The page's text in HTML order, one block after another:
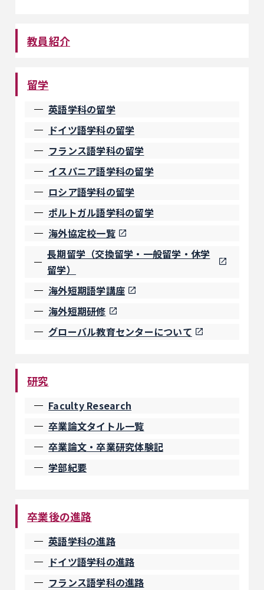
教員紹介
留学
英語学科の留学
ドイツ語学科の留学
フランス語学科の留学
イスパニア語学科の留学
ロシア語学科の留学
ポルトガル語学科の留学
海外協定校一覧
長期留学（交換留学・一般留学・休学
留学）
海外短期語学講座
海外短期研修
グローバル教育センターについて
研究
Faculty Research
卒業論文タイトル一覧
卒業論文・卒業研究体験記
学部紀要
卒業後の進路
英語学科の進路
ドイツ語学科の進路
フランス語学科の進路